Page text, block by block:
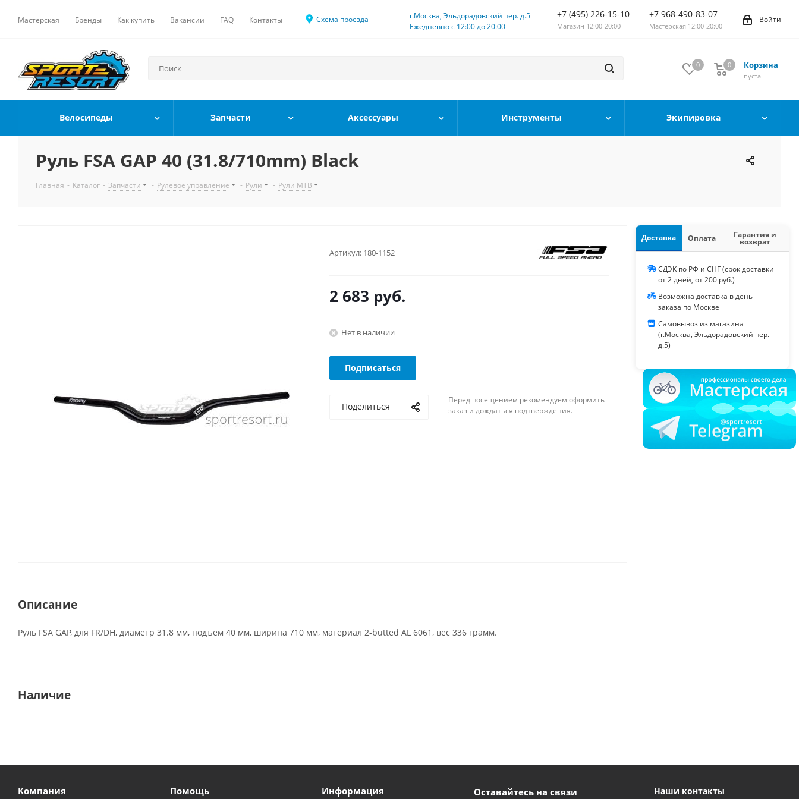
Мастерская Бренды Как купить Вакансии FAQ Контакты Схема проезда
г.Москва, Эльдорадовский пер. д.5
Ежедневно с 12:00 до 20:00
+7 (495) 226-15-10
Магазин 12:00-20:00
+7 968-490-83-07
Мастерская 12:00-20:00
Войти
0 Корзина
0
пуста
0
Велосипеды Запчасти Аксессуары Инструменты Экипировка
Руль FSA GAP 40 (31.8/710mm) Black
Главная - Каталог - Запчасти - Рулевое управление - Рули - Рули MTB
Артикул: 180-1152
2 683 руб.
Нет в наличии
Подписаться
Поделиться
Перед посещением рекомендуем оформить
заказ и дождаться подтверждения.
Описание
Руль FSA GAP, для FR/DH, диаметр 31.8 мм, подъем 40 мм, ширина 710 мм, материал 2-butted AL 6061, вес 336 грамм.
Наличие
Доставка Оплата Гарантия и
возврат
СДЭК по РФ и СНГ (срок доставки
от 2 дней, от 200 руб.)
Возможна доставка в день
заказа по Москве
Самовывоз из магазина
(г.Москва, Эльдорадовский пер.
д.5)
Компания Помощь Информация Оставайтесь на связи Наши контакты